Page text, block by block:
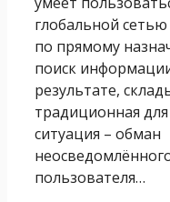
глобальной сетью
по прямому
поиск
результате,
традиционная
ситуация – обман
пользователя…